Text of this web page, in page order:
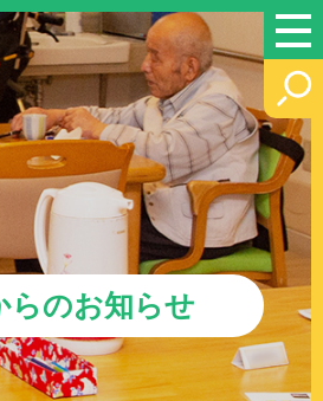
らのお知らせ